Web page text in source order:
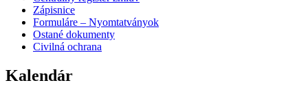
Zápisnice
Formuláre – Nyomtatványok
Ostané dokumenty
Civilná ochrana
Kalendár